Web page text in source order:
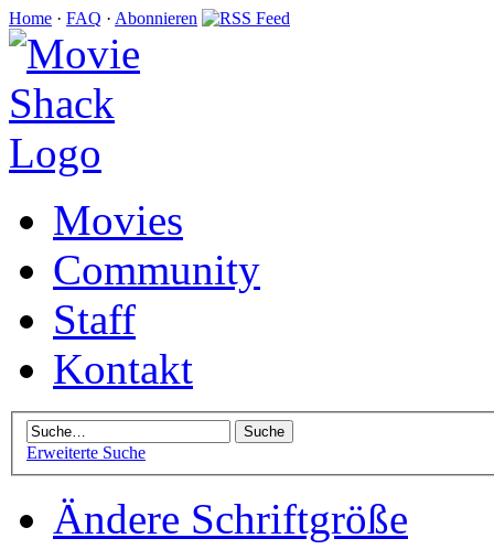
Home · FAQ · Abonnieren
Movies
Community
Staff
Kontakt
Erweiterte Suche
Ändere Schriftgröße